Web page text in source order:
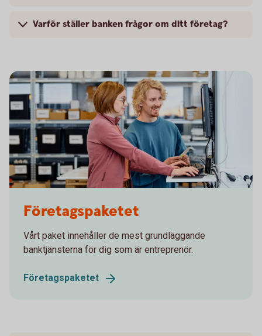
Varför ställer banken frågor om ditt företag?
Företagspaketet
Vårt paket innehåller de mest grundläggande
banktjänsterna för dig som är entreprenör.
Företagspaketet